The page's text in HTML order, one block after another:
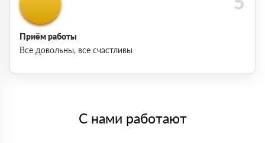
Приём работы
Все довольны, все счастливы
С нами работают